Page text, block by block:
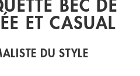
BEC DE
ET CASUAL
DU STYLE